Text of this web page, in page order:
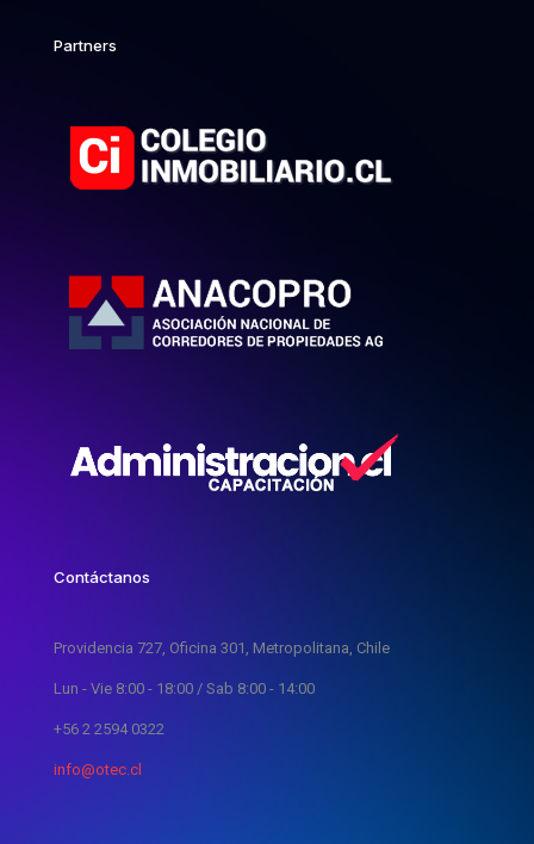
Partners
Contáctanos
Providencia 727, Oficina 301, Metropolitana, Chile
Lun - Vie 8:00 - 18:00 / Sab 8:00 - 14:00
+56 2 2594 0322
info@otec.cl